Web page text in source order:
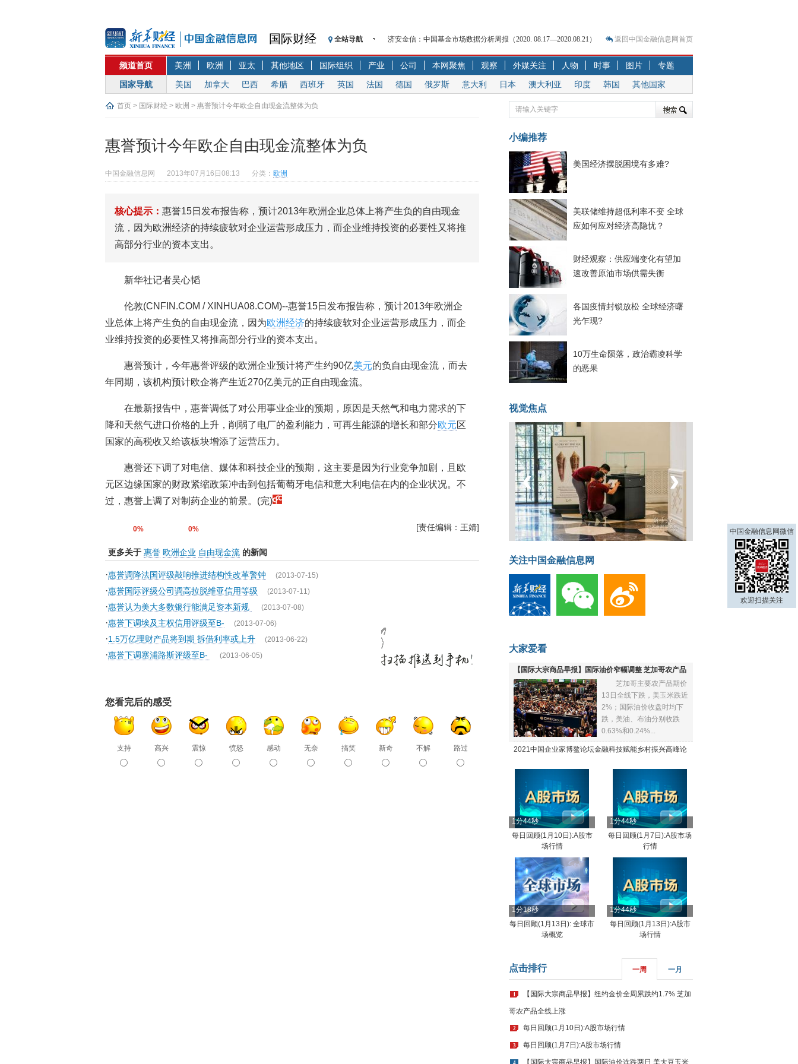
国际财经 全站导航
济安金信：中国基金市场数据分析周报（2020. 08.17—2020.08.21）
【见·闻】疫情下，新加坡旅游业步履维艰
记者手记：疫情下的香港零售业如何浴火重生？
【见·闻】疫情下一家香港传统零售商的转型突围之旅
济安金信：中国基金市场数据分析周报（2020. 07.27—2020.07.31）
【新华财经调查】同业存单、结构性存款玩起“跷跷板” 结构性失衡藏
基本面及股市双轮冲击 债市回调十年期债表现最弱
沥青期货连续两日涨逾3% 沪银及两粕涨势喜人
恒生聚源：北斗收官之星发射成功，全产业链解析
返回中国金融信息网首页
频道首页 美洲 欧洲 亚太 其他地区 国际组织 产业 公司 本网聚焦 观察 外媒关注 人物 时事 图片
专题
国家导航
美国 加拿大 巴西 希腊 西班牙 英国 法国 德国 俄罗斯 意大利 日本 澳大利亚 印度 韩国 其他国家
首页 > 国际财经 > 欧洲 > 惠誉预计今年欧企自由现金流整体为负
惠誉预计今年欧企自由现金流整体为负
中国金融信息网 2013年07月16日08:13 分类： 欧洲
核心提示： 惠誉15日发布报告称，预计2013年欧洲企业总体上将产生负的自由现金
流，因为欧洲经济的持续疲软对企业运营形成压力，而企业维持投资的必要性又将推
高部分行业的资本支出。
新华社记者吴心韬
伦敦(CNFIN.COM / XINHUA08.COM)--惠誉15日发布报告称，预计2013年欧洲企
业总体上将产生负的自由现金流，因为欧洲经济的持续疲软对企业运营形成压力，而企
业维持投资的必要性又将推高部分行业的资本支出。
惠誉预计，今年惠誉评级的欧洲企业预计将产生约90亿美元的负自由现金流，而去
年同期，该机构预计欧企将产生近270亿美元的正自由现金流。
在最新报告中，惠誉调低了对公用事业企业的预期，原因是天然气和电力需求的下
降和天然气进口价格的上升，削弱了电厂的盈利能力，可再生能源的增长和部分欧元区
国家的高税收又给该板块增添了运营压力。
惠誉还下调了对电信、媒体和科技企业的预期，这主要是因为行业竞争加剧，且欧
元区边缘国家的财政紧缩政策冲击到包括葡萄牙电信和意大利电信在内的企业状况。不
过，惠誉上调了对制药企业的前景。(完)
0% 0% [责任编辑：王婧]
更多关于 惠誉 欧洲企业 自由现金流 的新闻
·惠誉调降法国评级敲响推进结构性改革警钟 (2013-07-15)
·惠誉国际评级公司调高拉脱维亚信用等级 (2013-07-11)
·惠誉认为美大多数银行能满足资本新规 (2013-07-08)
·惠誉下调埃及主权信用评级至B- (2013-07-06)
·1.5万亿理财产品将到期 拆借利率或上升 (2013-06-22)
·惠誉下调塞浦路斯评级至B- (2013-06-05)
您看完后的感受
支持 高兴 震惊 愤怒 感动 无奈 搞笑 新奇 不解 路过
小编推荐
美国经济摆脱困境有多难?
美联储维持超低利率不变 全球
应如何应对经济高隐忧？
财经观察：供应端变化有望加
速改善原油市场供需失衡
各国疫情封锁放松 全球经济曙
光乍现?
10万生命陨落，政治霸凌科学
的恶果
视觉焦点
菲律宾：防疫降级
‹ ›
关注中国金融信息网
大家爱看
【国际大宗商品早报】国际油价窄幅调整 芝加哥农产品
全线下跌
芝加哥主要农产品期价
13日全线下跌，美玉米跌近
2%；国际油价收盘时均下
跌，美油、布油分别收跌
0.63%和0.24%...
2021中国企业家博鳌论坛金融科技赋能乡村振兴高峰论
1分44秒
每日回顾(1月10日):A股市
场行情
1分44秒
每日回顾(1月7日):A股市场
行情
1分18秒
每日回顾(1月13日): 全球市
场概览
1分44秒
每日回顾(1月13日):A股市
场行情
点击排行 一周 一月
1 【国际大宗商品早报】纽约金价全周累跌约1.7% 芝加
哥农产品全线上涨
2 每日回顾(1月10日):A股市场行情
3 每日回顾(1月7日):A股市场行情
4 【国际大宗商品早报】国际油价连跌两日 美大豆玉米
中国金融信息网微信
欢迎扫描关注